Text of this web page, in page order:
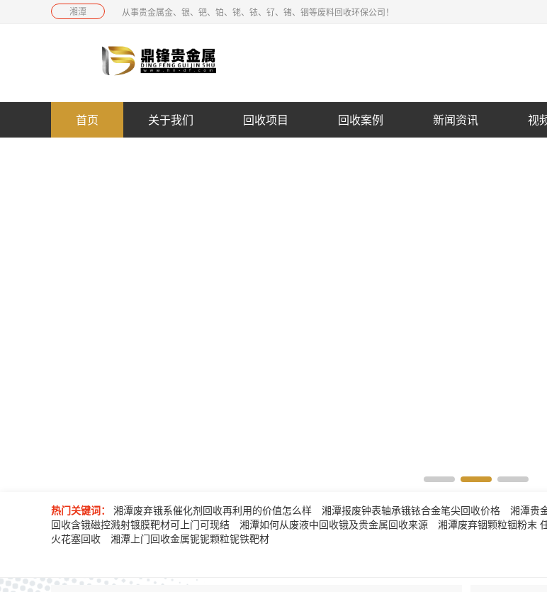
从事贵金属金、银、钯、铂、铑、铱、钌、锗、铟等废料回收环保公司！
湘潭
首页 关于我们 回收项目 回收案例 新闻资讯 视
热门关键词： 湘潭废弃锇系催化剂回收再利用的价值怎么样 湘潭报废钟表轴承锇铱合金笔尖回收价格 湘潭贵
回收含锇磁控溅射镀膜靶材可上门可现结
湘潭​如何从废液中回收锇及贵金属回收来源 湘潭废弃铟颗粒铟粉末
火花塞回收
湘潭上门回收金属铌铌颗粒铌铁靶材